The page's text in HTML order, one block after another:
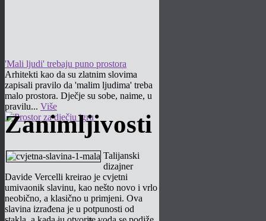
'Mali ljudi' trebaju puno prostora
Arhitekti kao da su zlatnim slovima
zapisali pravilo da 'malim ljudima' treba
malo prostora. Dječje su sobe, naime, u
pravilu... Više
Zanimljivosti
Talijanski
dizajner
Davide Vercelli kreirao je cvjetni
umivaonik slavinu, kao nešto novo i vrlo
neobično, a klasično u primjeni. Ova
slavina izrađena je u potpunosti od